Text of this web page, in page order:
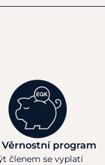
Věrnostní program
členem se vyplatí